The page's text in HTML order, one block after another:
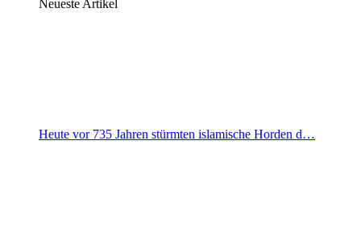
Neueste Artikel
Heute vor 735 Jahren stürmten islamische Horden d…